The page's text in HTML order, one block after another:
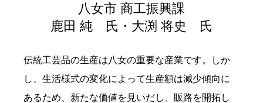
八女市 商工振興課
鹿田 純 氏・大渕 将史 氏
伝統工芸品の生産は八女の重要な産業です。しか
し、生活様式の変化によって生産額は減少傾向に
あるため、新たな価値を見いだし、販路を開拓し